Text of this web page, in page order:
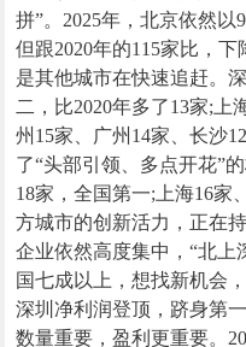
拼”。2025年，北京依然以
但跟2020年的115家比，
是其他城市在快速追赶。
二，比2020年多了13家;上
州15家、广州14家、长沙
了“头部引领、多点开花”
18家，全国第一;上海16家
方城市的创新活力，正在
企业依然高度集中，“北上
国七成以上，想找新机会
深圳净利润登顶，跻身第
数量重要，盈利更重要。